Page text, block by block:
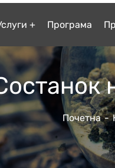
Програмa
Почетна